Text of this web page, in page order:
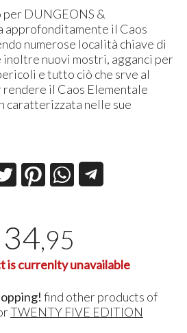
DUNGEONS &
approfonditamente il Caos
numerose località chiave di
nuovi mostri, agganci per
e tutto ciò che srve al
il Caos Elementale
caratterizzata nelle sue
34,95
is currenlty unavailable
find other products of
TWENTY FIVE EDITION